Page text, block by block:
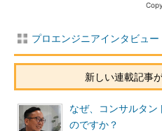
ることもあった。投資委員会で
きの経験を「複数の会社の違い
振り返る。
英エディンバラ大学での1年間
感じ」だった。並行して起業の
毎日が、勉強か仕事の日々だった
プロエンジニアインタビュ
新しい連載記事
なぜ、コンサルタン
のですか？